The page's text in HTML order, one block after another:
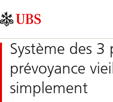
Links
Area
Système des 3
prévoyance
simplement